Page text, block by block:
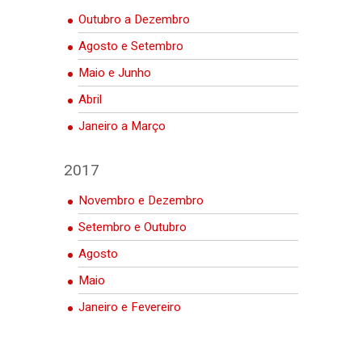
Outubro a Dezembro
Agosto e Setembro
Maio e Junho
Abril
Janeiro a Março
2017
Novembro e Dezembro
Setembro e Outubro
Agosto
Maio
Janeiro e Fevereiro